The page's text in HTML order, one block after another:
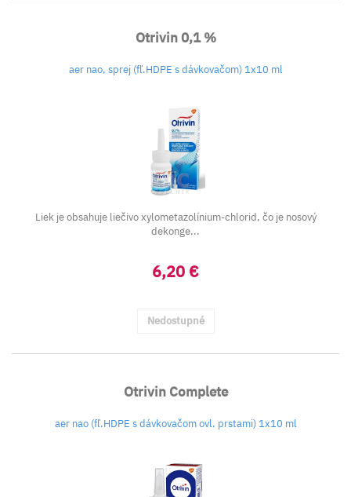
Otrivin 0,1 %
aer nao, sprej (fľ.HDPE s dávkovačom) 1x10 ml
Liek je obsahuje liečivo xylometazolínium-chlorid, čo je nosový
dekonge...
6,20 €
Nedostupné
Otrivin Complete
aer nao (fľ.HDPE s dávkovačom ovl. prstami) 1x10 ml